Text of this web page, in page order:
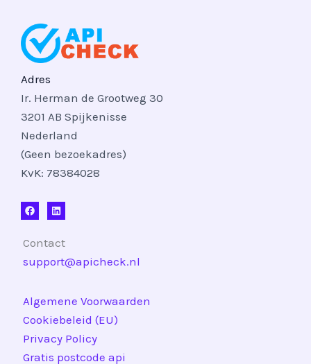
Adres
Ir. Herman de Grootweg 30
3201 AB Spijkenisse
Nederland
(Geen bezoekadres)
KvK: 78384028
Contact
support@apicheck.nl
Algemene Voorwaarden
Cookiebeleid (EU)
Privacy Policy
Gratis postcode api